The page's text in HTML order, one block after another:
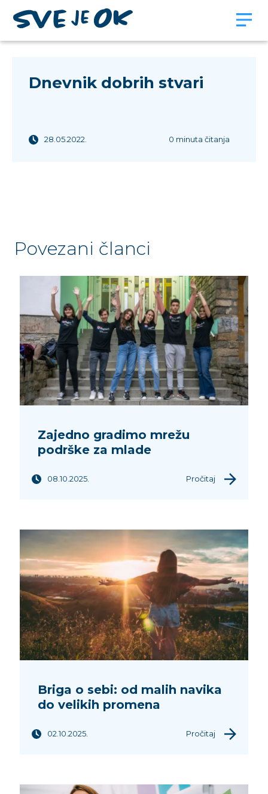
Dnevnik dobrih stvari
28.05.2022. 0 minuta čitanja
Povezani članci
Zajedno gradimo mrežu
podrške za mlade
08.10.2025. Pročitaj
Briga o sebi: od malih navika
do velikih promena
02.10.2025. Pročitaj